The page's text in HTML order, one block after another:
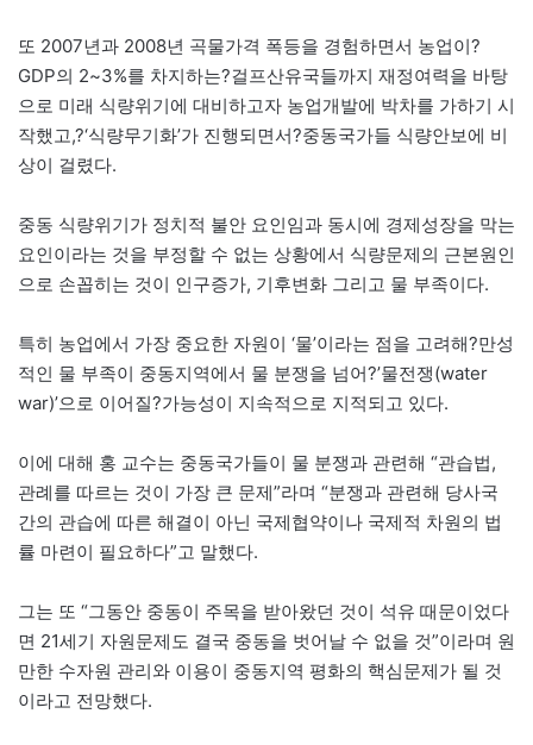
또 2007년과 2008년 곡물가격 폭등을 경험하면서 농업이?
GDP의 2~3%를 차지하는?걸프산유국들까지 재정여력을 바탕
으로 미래 식량위기에 대비하고자 농업개발에 박차를 가하기 시
작했고,?‘식량무기화’가 진행되면서?중동국가들 식량안보에 비
상이 걸렸다.
중동 식량위기가 정치적 불안 요인임과 동시에 경제성장을 막는
요인이라는 것을 부정할 수 없는 상황에서 식량문제의 근본원인
으로 손꼽히는 것이 인구증가, 기후변화 그리고 물 부족이다.
특히 농업에서 가장 중요한 자원이 ‘물’이라는 점을 고려해?만성
적인 물 부족이 중동지역에서 물 분쟁을 넘어?’물전쟁(water
war)’으로 이어질?가능성이 지속적으로 지적되고 있다.
이에 대해 홍 교수는 중동국가들이 물 분쟁과 관련해 “관습법,
관례를 따르는 것이 가장 큰 문제”라며 “분쟁과 관련해 당사국
간의 관습에 따른 해결이 아닌 국제협약이나 국제적 차원의 법
률 마련이 필요하다”고 말했다.
그는 또 “그동안 중동이 주목을 받아왔던 것이 석유 때문이었다
면 21세기 자원문제도 결국 중동을 벗어날 수 없을 것”이라며 원
만한 수자원 관리와 이용이 중동지역 평화의 핵심문제가 될 것
이라고 전망했다.